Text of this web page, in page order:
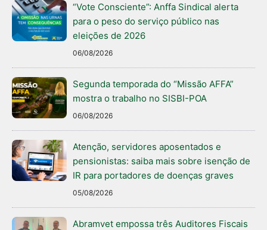
“Vote Consciente”: Anffa Sindical alerta
para o peso do serviço público nas
eleições de 2026
06/08/2026
Segunda temporada do “Missão AFFA”
mostra o trabalho no SISBI-POA
06/08/2026
Atenção, servidores aposentados e
pensionistas: saiba mais sobre isenção de
IR para portadores de doenças graves
05/08/2026
Abramvet empossa três Auditores Fiscais